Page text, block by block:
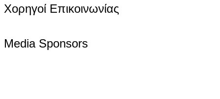
Χορηγοί Επικοινωνίας
Media Sponsors